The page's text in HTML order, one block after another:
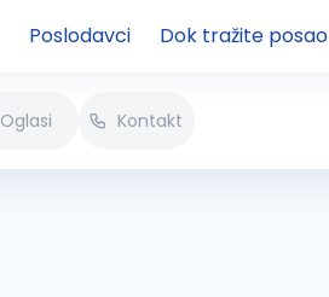
Poslodavci Dok tražite posao
Oglasi Kontakt